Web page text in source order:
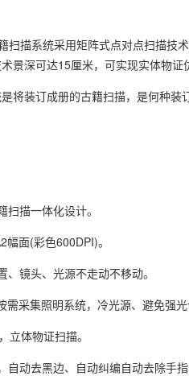
描系统采用矩阵式点对点扫描技
景深可达15厘米，可实现实体物
装订成册的古籍扫描，是何种装
描一体化设计。
面(彩色600DPI)。
镜头、光源不走动不移动。
采集照明系统，冷光源、避免强光
体物证扫描。
动去黑边、自动纠编自动去除手指